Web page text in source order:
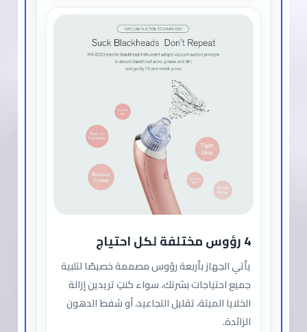
4 رؤوس مختلفة لكل احتياج
يأتي الجهاز بأربعة رؤوس مصممة خصيصًا لتلبية
جميع احتياجات بشرتك، سواء كنتِ تريدين إزالة
الخلايا الميتة، تقليل التجاعيد، أو شفط الدهون
الزائدة.